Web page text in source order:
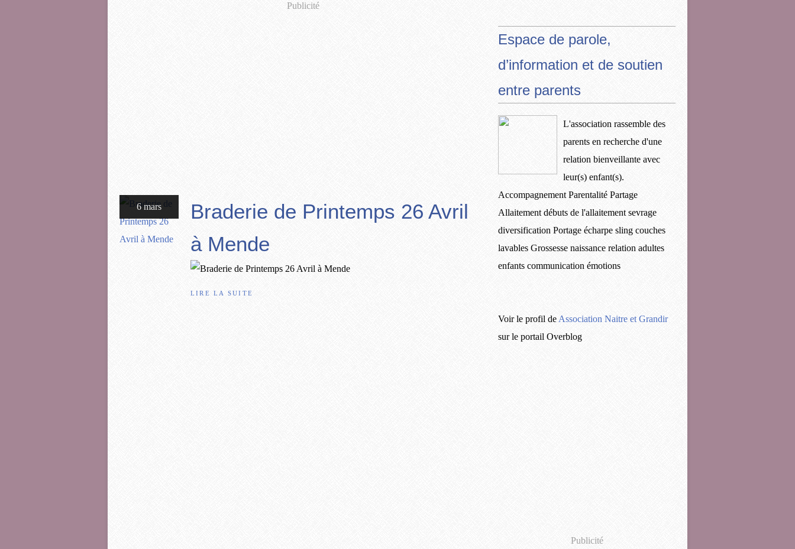
Publicité
6 mars
Braderie de Printemps 26 Avril
à Mende
LIRE LA SUITE
Espace de parole,
d’information et de soutien
entre parents
L'association rassemble des
parents en recherche d'une
relation bienveillante avec
leur(s) enfant(s).
Accompagnement Parentalité Partage
Allaitement débuts de l'allaitement sevrage
diversification Portage écharpe sling couches
lavables Grossesse naissance relation adultes
enfants communication émotions
Voir le profil de Association Naitre et Grandir
sur le portail Overblog
Publicité